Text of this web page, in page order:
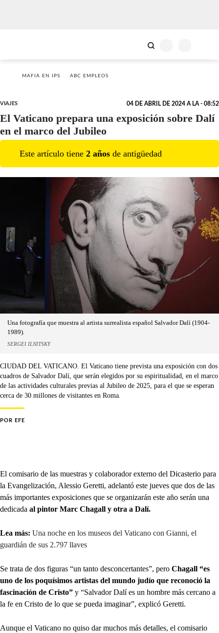
MAFIA EN IPS ABC EMPLEOS
VIAJES 04 DE ABRIL DE 2024 A LA - 08:52
El Vaticano prepara una exposición sobre Dalí
en el marco del Jubileo
Este artículo tiene 2 años de antigüedad
Una fotografía que muestra al artista surrealista español Salvador Dalí (1904-
1989).
SERGEI ILNITSKY
CIUDAD DEL VATICANO. El Vaticano tiene prevista una exposición con dos
cuadros de Salvador Dalí, que serán elegidos por su espiritualidad, en el marco
de las actividades culturales previas al Jubileo de 2025, para el que se esperan
cerca de 30 millones de visitantes en Roma.
POR EFE
El comisario de las muestras y colaborador externo del Dicasterio para
la Evangelización, Alessio Geretti, adelantó este jueves que dos de las
más importantes exposiciones que se organizarán este año serán una
dedicada al pintor Marc Chagall y otra a Dalí.
Lea más: Una noche en los museos del Vaticano con Gianni, el
guardián de sus 2.797 llaves
Se trata de dos figuras “un tanto desconcertantes”, pero Chagall “es
uno de los poquísimos artistas del mundo judío que reconoció la
fascinación de Cristo” y “Salvador Dalí es un hombre más cercano a
la fe en Cristo de lo que se pueda imaginar”, explicó Geretti.
Aunque el Vaticano no quiso dar muchos más detalles, el comisario